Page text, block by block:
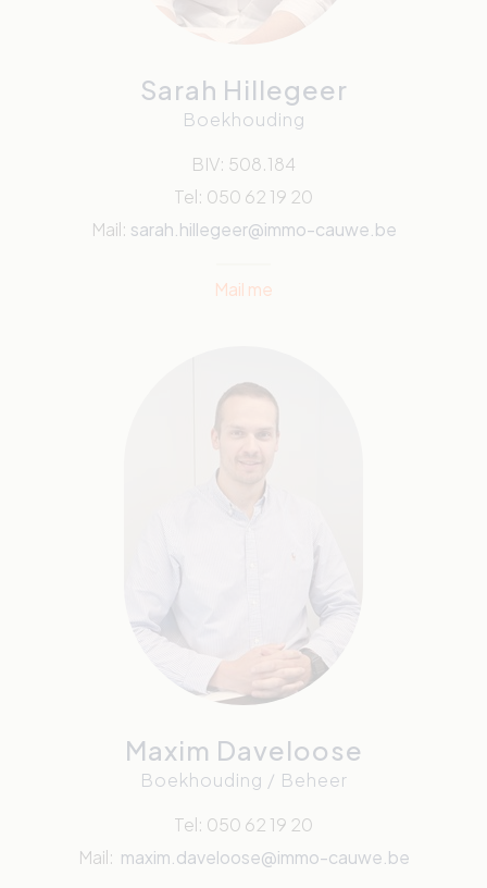
Sarah Hillegeer
Boekhouding
BIV: 508.184
Tel: 050 62 19 20
Mail: sarah.hillegeer@immo-cauwe.be
Mail me
Maxim Daveloose
Boekhouding / Beheer
Tel: 050 62 19 20
Mail: maxim.daveloose@immo-cauwe.be